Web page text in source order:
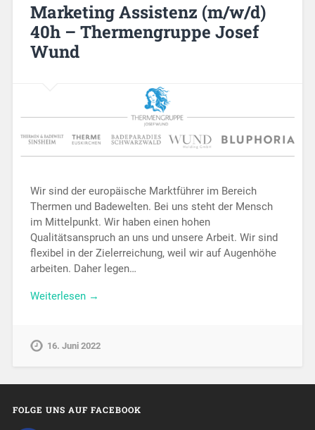
Marketing Assistenz (m/w/d)
40h – Thermengruppe Josef
Wund
Wir sind der europäische Marktführer im Bereich
Thermen und Badewelten. Bei uns steht der Mensch
im Mittelpunkt. Wir haben einen hohen
Qualitätsanspruch an uns und unsere Arbeit. Wir sind
flexibel in der Zielerreichung, weil wir auf Augenhöhe
arbeiten. Daher legen…
Weiterlesen →
16. Juni 2022
FOLGE UNS AUF FACEBOOK